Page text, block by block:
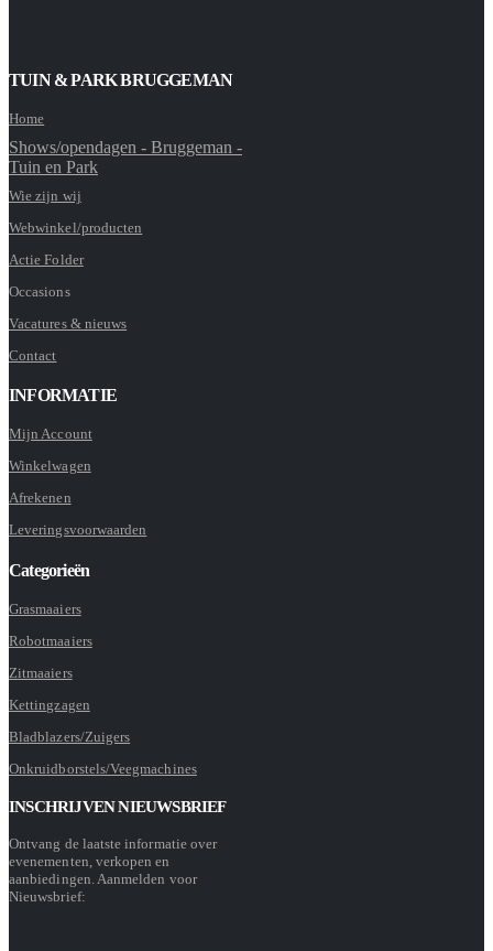
TUIN & PARK BRUGGEMAN
Home
Shows/opendagen - Bruggeman -
Tuin en Park
Wie zijn wij
Webwinkel/producten
Actie Folder
Occasions
Vacatures & nieuws
Contact
INFORMATIE
Mijn Account
Winkelwagen
Afrekenen
Leveringsvoorwaarden
Categorieën
Grasmaaiers
Robotmaaiers
Zitmaaiers
Kettingzagen
Bladblazers/Zuigers
Onkruidborstels/Veegmachines
INSCHRIJVEN NIEUWSBRIEF
Ontvang de laatste informatie over
evenementen, verkopen en
aanbiedingen. Aanmelden voor
Nieuwsbrief: